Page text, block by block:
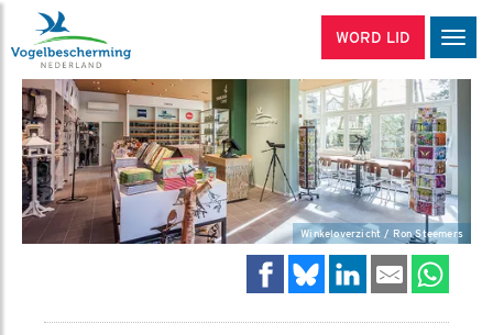
WORD LID
Winkeloverzicht / Ron Steemers